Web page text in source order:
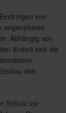
von
angenehmes
Abhängig von
ändert sich die
des
Schutz vor